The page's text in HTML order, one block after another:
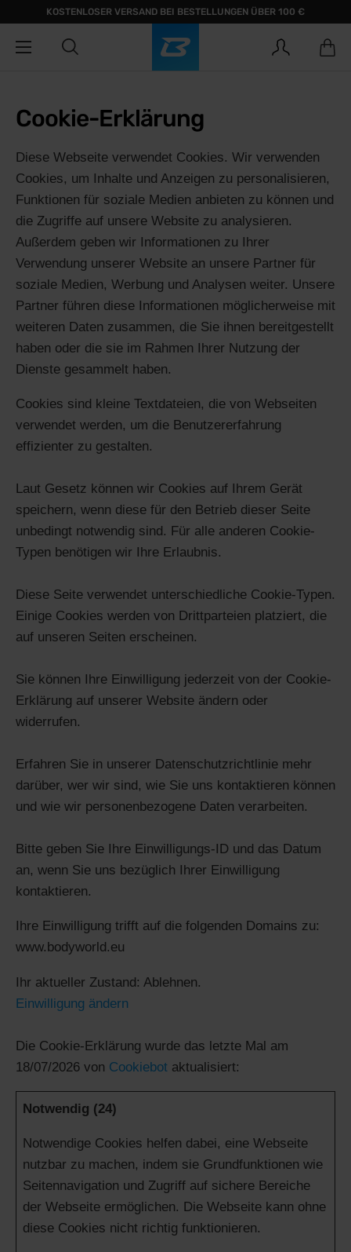
KOSTENLOSER VERSAND BEI BESTELLUNGEN ÜBER 100 €
Cookie-Erklärung
Diese Webseite verwendet Cookies. Wir verwenden
Cookies, um Inhalte und Anzeigen zu personalisieren,
Funktionen für soziale Medien anbieten zu können und
die Zugriffe auf unsere Website zu analysieren.
Außerdem geben wir Informationen zu Ihrer
Verwendung unserer Website an unsere Partner für
soziale Medien, Werbung und Analysen weiter. Unsere
Partner führen diese Informationen möglicherweise mit
weiteren Daten zusammen, die Sie ihnen bereitgestellt
haben oder die sie im Rahmen Ihrer Nutzung der
Dienste gesammelt haben.
Cookies sind kleine Textdateien, die von Webseiten
verwendet werden, um die Benutzererfahrung
effizienter zu gestalten.
Laut Gesetz können wir Cookies auf Ihrem Gerät
speichern, wenn diese für den Betrieb dieser Seite
unbedingt notwendig sind. Für alle anderen Cookie-
Typen benötigen wir Ihre Erlaubnis.
Diese Seite verwendet unterschiedliche Cookie-Typen.
Einige Cookies werden von Drittparteien platziert, die
auf unseren Seiten erscheinen.
Sie können Ihre Einwilligung jederzeit von der Cookie-
Erklärung auf unserer Website ändern oder
widerrufen.
Erfahren Sie in unserer Datenschutzrichtlinie mehr
darüber, wer wir sind, wie Sie uns kontaktieren können
und wie wir personenbezogene Daten verarbeiten.
Bitte geben Sie Ihre Einwilligungs-ID und das Datum
an, wenn Sie uns bezüglich Ihrer Einwilligung
kontaktieren.
Ihre Einwilligung trifft auf die folgenden Domains zu:
www.bodyworld.eu
Ihr aktueller Zustand: Ablehnen.
Einwilligung ändern
Die Cookie-Erklärung wurde das letzte Mal am
18/07/2026 von Cookiebot aktualisiert:
Notwendig (24)
Notwendige Cookies helfen dabei, eine Webseite
nutzbar zu machen, indem sie Grundfunktionen wie
Seitennavigation und Zugriff auf sichere Bereiche
der Webseite ermöglichen. Die Webseite kann ohne
diese Cookies nicht richtig funktionieren.